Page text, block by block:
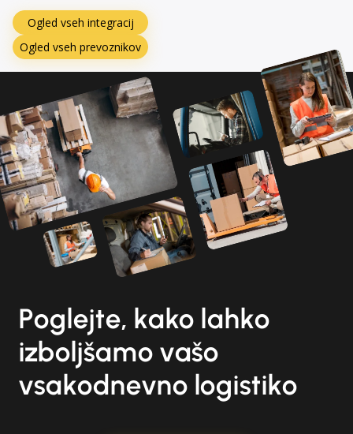
Ogled vseh integracij
Ogled vseh prevoznikov
Poglejte, kako lahko
izboljšamo vašo
vsakodnevno logistiko